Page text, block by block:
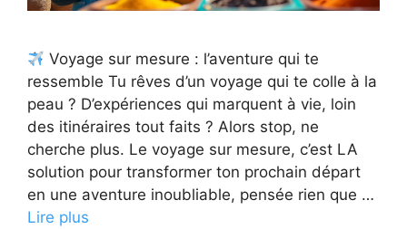
Voyage sur mesure : l’aventure qui te
ressemble Tu rêves d’un voyage qui te colle à la
peau ? D’expériences qui marquent à vie, loin
des itinéraires tout faits ? Alors stop, ne
cherche plus. Le voyage sur mesure, c’est LA
solution pour transformer ton prochain départ
en une aventure inoubliable, pensée rien que …
Lire plus